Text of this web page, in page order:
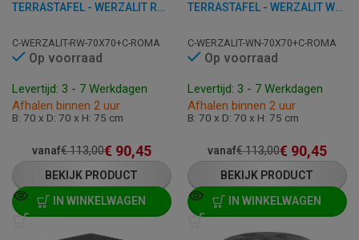
TERRASTAFEL - WERZALIT REDDENWOOD - 70X70 CM
C-WERZALIT-RW-70X70+C-ROMA
Op voorraad
Levertijd: 3 - 7 Werkdagen
Afhalen binnen 2 uur
B: 70 x D: 70 x H: 75 cm
vanaf€113,00€ 90,45
BEKIJK PRODUCT
IN WINKELWAGEN
TERRASTAFEL - WERZALIT WENGÉ - 70X70 CM
C-WERZALIT-WN-70X70+C-ROMA
Op voorraad
Levertijd: 3 - 7 Werkdagen
Afhalen binnen 2 uur
B: 70 x D: 70 x H: 75 cm
vanaf€113,00€ 90,45
BEKIJK PRODUCT
IN WINKELWAGEN